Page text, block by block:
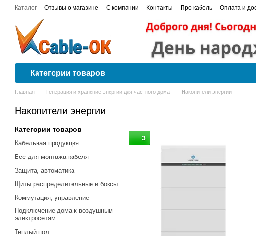
Перейти к основному контенту
Каталог Отзывы о магазине О компании Контакты Про кабель Оплата и
Договор публичной оферты
Категории товаров
Главная Генерация и хранение энергии для частного дома Накопители энергии
Накопители энергии
3
Категории товаров
Кабельная продукция
Все для монтажа кабеля
Защита, автоматика
Щиты распределительные и боксы
Коммутация, управление
Подключение дома к воздушным
электросетям
Теплый пол